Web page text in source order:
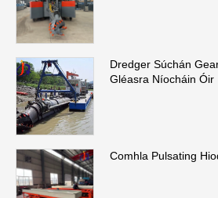
Dredger Súchán
Gléasra Níocháin Óir
Comhla Pulsating